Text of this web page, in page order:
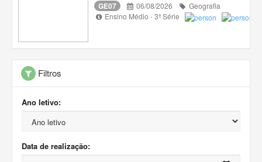
GE07 06/08/2026
Geografia
Ensino Médio - 3ª Série
Filtros
Ano letivo:
Data de realização: